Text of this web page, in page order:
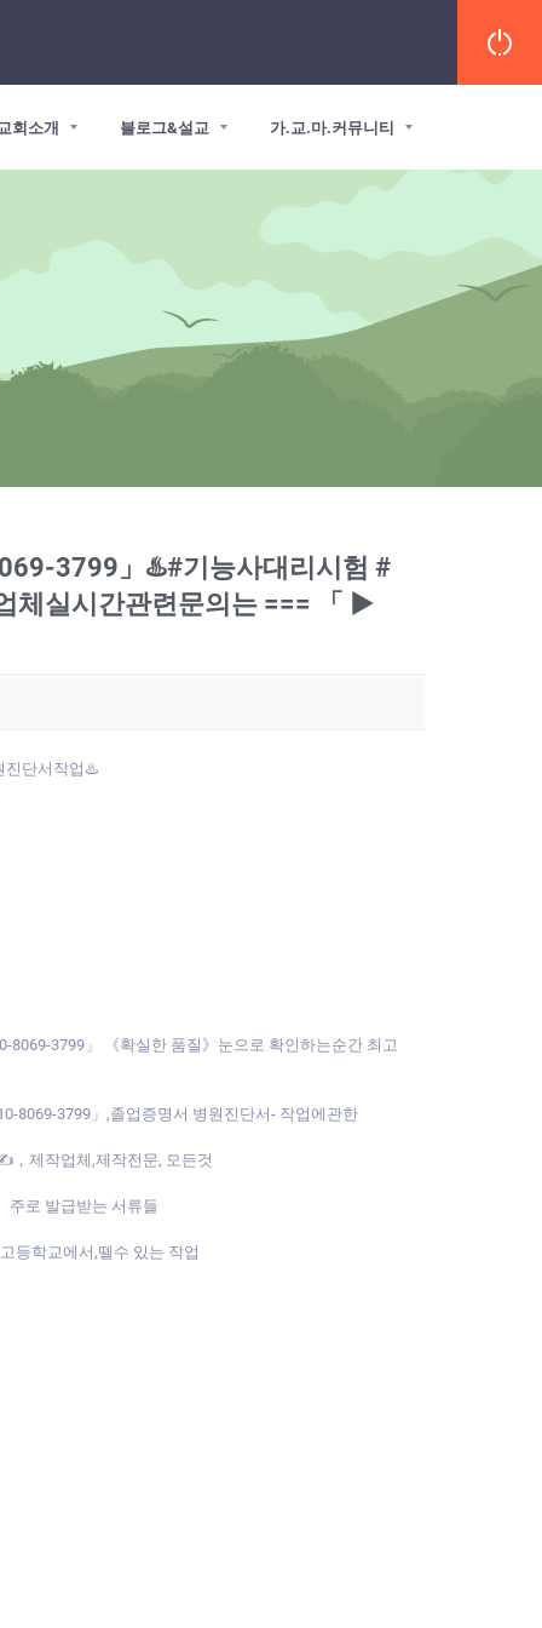
교회소개 블로그&설교 가.교.마.커뮤니티
3799」♨️#기능사대리시험 #
실시간관련문의는 === 「 ▶
진단서작업♨️
3799」 《확실한 품질》눈으로 확인하는순간 최고
3799」,졸업증명서 병원진단서- 작업에관한
제작업체,제작전문, 모든것
로 발급받는 서류들
등학교에서,뗄수 있는 작업